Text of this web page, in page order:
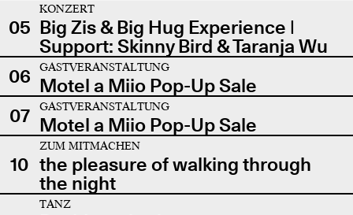
05
KONZERT
Big Zis & Big Hug Experience |
Support: Skinny Bird & Taranja Wu
06
GASTVERANSTALTUNG
Motel a Miio Pop-Up Sale
07
GASTVERANSTALTUNG
Motel a Miio Pop-Up Sale
10
ZUM MITMACHEN
the pleasure of walking through
the night
TANZ